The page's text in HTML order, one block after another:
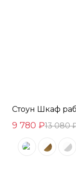
Стоун Шкаф
9 780 ₽13 080